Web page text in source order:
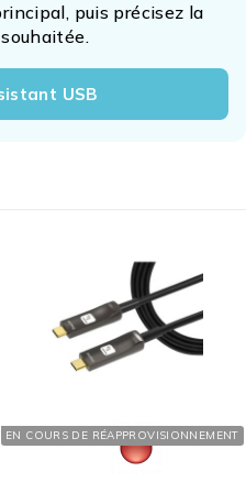
puis précisez la
USB
EN COURS DE RÉAPPROVISIONNEMENT
Réf. : 413854